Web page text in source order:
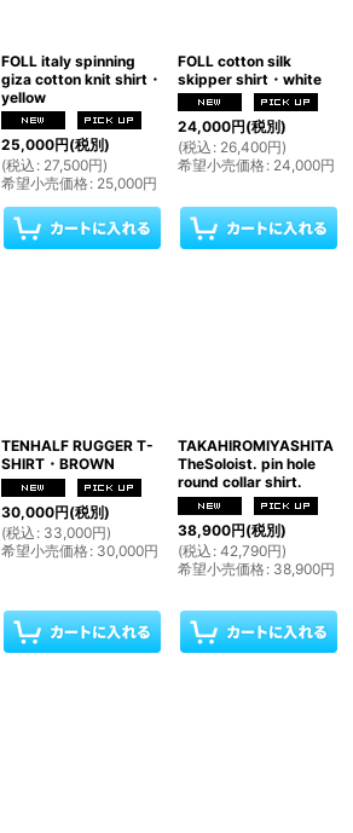
FOLL italy spinning
giza cotton knit shirt・
yellow
25,000円(税別)
(税込 : 27,500円)
希望小売価格: 25,000円
FOLL cotton silk
skipper shirt・white
24,000円(税別)
(税込 : 26,400円)
希望小売価格: 24,000円
TENHALF RUGGER T-
SHIRT・BROWN
30,000円(税別)
(税込 : 33,000円)
希望小売価格: 30,000円
TAKAHIROMIYASHITA
TheSoloist. pin hole
round collar shirt.
38,900円(税別)
(税込 : 42,790円)
希望小売価格: 38,900円